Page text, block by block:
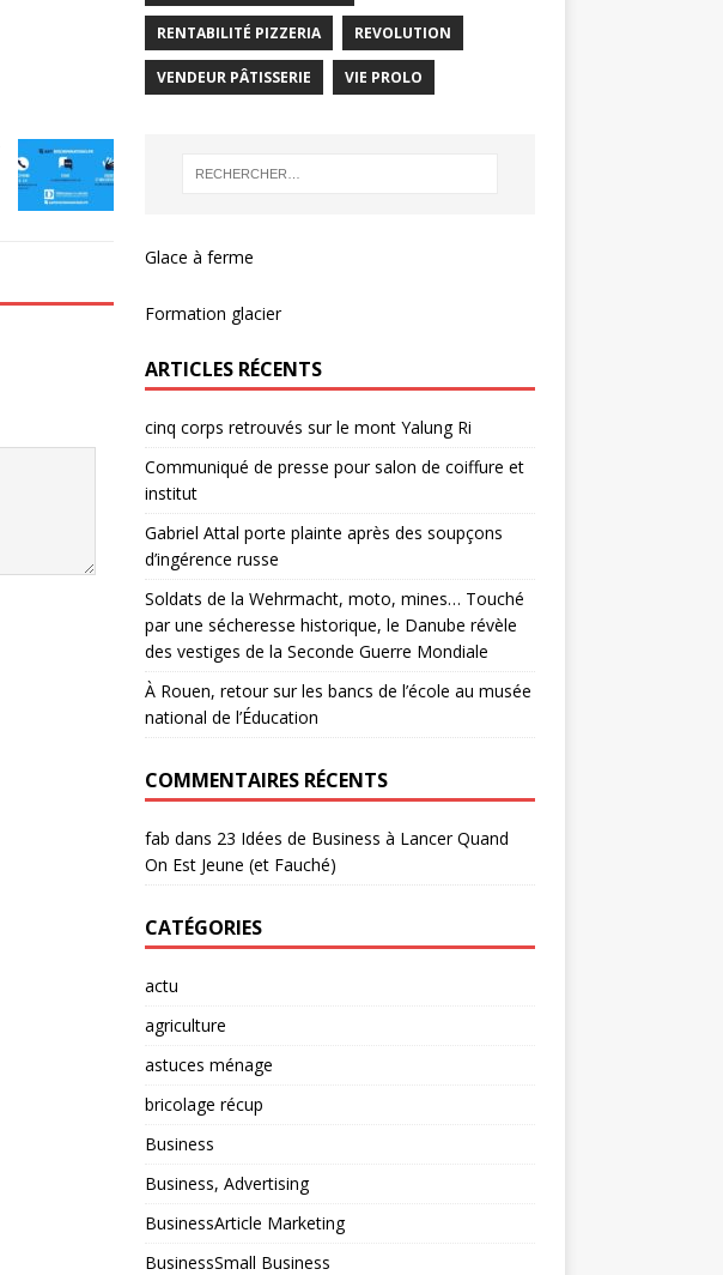
RENTABILITÉ PIZZERIA REVOLUTION
VENDEUR PÂTISSERIE VIE PROLO
Glace à ferme
Formation glacier
ARTICLES RÉCENTS
cinq corps retrouvés sur le mont Yalung Ri
Communiqué de presse pour salon de coiffure et
institut
Gabriel Attal porte plainte après des soupçons
d’ingérence russe
Soldats de la Wehrmacht, moto, mines… Touché
par une sécheresse historique, le Danube révèle
des vestiges de la Seconde Guerre Mondiale
À Rouen, retour sur les bancs de l’école au musée
national de l’Éducation
COMMENTAIRES RÉCENTS
fab dans 23 Idées de Business à Lancer Quand
On Est Jeune (et Fauché)
CATÉGORIES
actu
agriculture
astuces ménage
bricolage récup
Business
Business, Advertising
BusinessArticle Marketing
BusinessSmall Business